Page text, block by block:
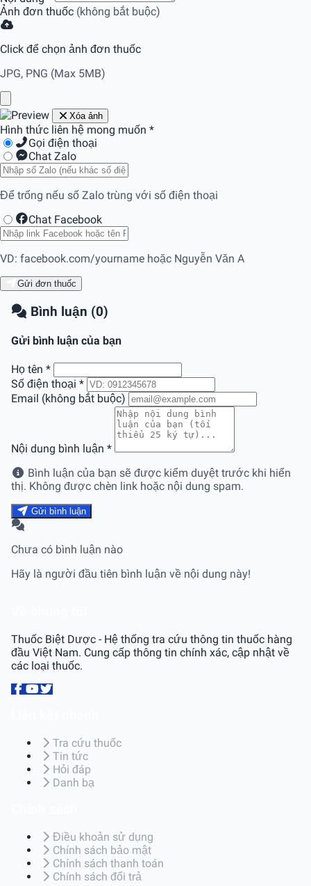
Ảnh đơn thuốc (không bắt buộc)
Click để chọn ảnh đơn thuốc
JPG, PNG (Max 5MB)
Xóa ảnh
Hình thức liên hệ mong muốn *
Gọi điện thoại
Chat Zalo
Để trống nếu số Zalo trùng với số điện thoại
Chat Facebook
VD: facebook.com/yourname hoặc Nguyễn Văn A
Gửi đơn thuốc
Bình luận (0)
Gửi bình luận của bạn
Họ tên *
Số điện thoại *
Email (không bắt buộc)
Nội dung bình luận *
Bình luận của bạn sẽ được kiểm duyệt trước khi hiển
thị. Không được chèn link hoặc nội dung spam.
Gửi bình luận
Chưa có bình luận nào
Hãy là người đầu tiên bình luận về nội dung này!
Thuốc Biệt Dược - Hệ thống tra cứu thông tin thuốc hàng
đầu Việt Nam. Cung cấp thông tin chính xác, cập nhật về
các loại thuốc.
Tra cứu thuốc
Tin tức
Hỏi đáp
Danh bạ
Điều khoản sử dụng
Chính sách bảo mật
Chính sách thanh toán
Chính sách đổi trả